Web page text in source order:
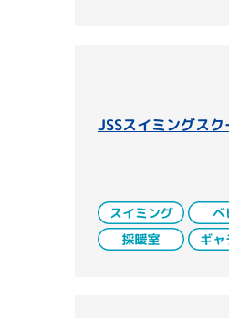
JSSスイミングス